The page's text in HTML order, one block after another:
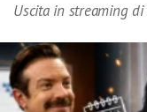
Uscita in streaming